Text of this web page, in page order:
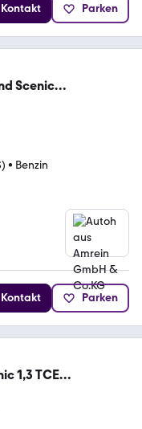
Kontakt Parken
Scenic
Pano/LED/
• Benzin
Kontakt Parken
1,3 TCE